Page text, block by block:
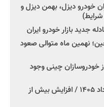
خودرو دیزل، بهمن دیزل و
بازار خودرو ایران
چین؛ نهمین ماه متوالی صعود
خودروسازان چینی وجود
اعلام قیمت جدید پارس نوا در مرداد ۱۴۰۵ / افزایش بیش از